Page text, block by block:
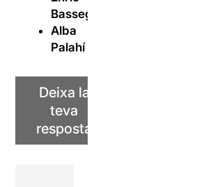
Bassegoda
Alba
Palahí
Deixa la
teva
resposta